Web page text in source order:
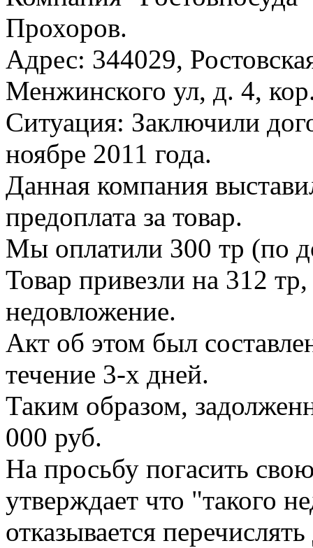
Прохоров.
Адрес: 344029,
Менжинского ул, д. 4,
Ситуация: Заключили
ноябре 2011 года.
Данная компания
предоплата за товар.
Мы оплатили 300 тр (по
Товар привезли на 312
недовложение.
Акт об этом был
течение 3-х дней.
Таким образом,
000 руб.
На просьбу погасить
утверждает что "такого
отказывается